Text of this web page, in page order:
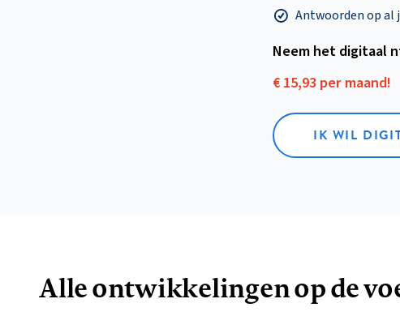
Antwoorden op al
Neem het digitaal
€ 15,93 per maand!
IK WIL
Alle ontwikkelingen op de